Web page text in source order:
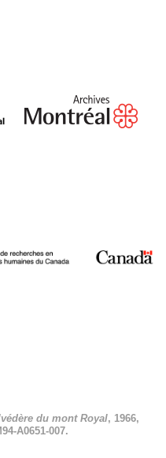
du mont Royal, 1966,
A0651-007.